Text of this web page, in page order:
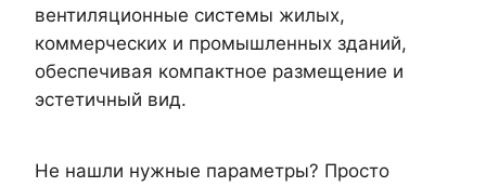
вентиляционные системы жилых,
коммерческих и промышленных зданий,
обеспечивая компактное размещение и
эстетичный вид.
Не нашли нужные параметры? Просто